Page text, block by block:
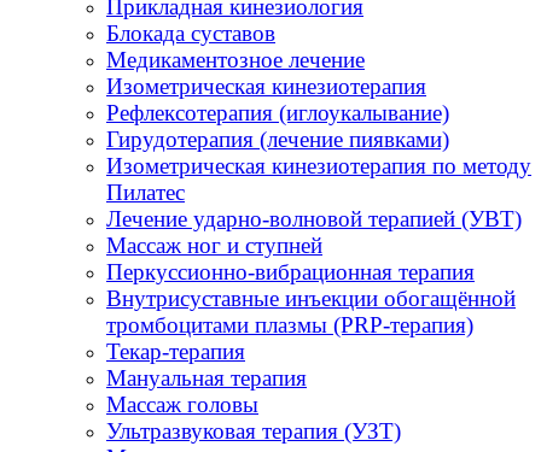
Прикладная кинезиология
Блокада суставов
Медикаментозное лечение
Изометрическая кинезиотерапия
Рефлексотерапия (иглоукалывание)
Гирудотерапия (лечение пиявками)
Изометрическая кинезиотерапия по методу
Пилатес
Лечение ударно-волновой терапией (УВТ)
Массаж ног и ступней
Перкуссионно-вибрационная терапия
Внутрисуставные инъекции обогащённой
тромбоцитами плазмы (PRP-терапия)
Текар-терапия
Мануальная терапия
Массаж головы
Ультразвуковая терапия (УЗТ)